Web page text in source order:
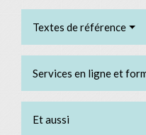
Textes de référence
Services en ligne et
Et aussi